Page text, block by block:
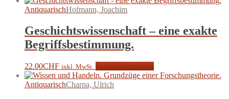
AntiquarischHofmann, Joachim
Geschichtswissenschaft – eine exakte
Begriffsbestimmung.
22.00CHF inkl. MwSt.
AntiquarischCharpa, Ulrich